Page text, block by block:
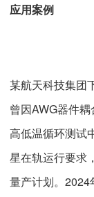
应用案例
某航天科技集团
曾因AWG器件
高低温循环测试
星在轨运行要求
量产计划。